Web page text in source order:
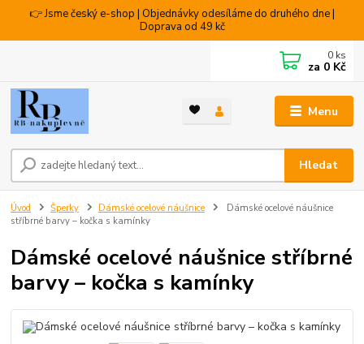
👉 Jsme český e-shop | Objednávky odesíláme do druhého dne |
Doprava od 49 kč
Menu
Hledat
0 ks
za 0 Kč
Úvod Šperky Dámské ocelové náušnice
Dámské ocelové náušnice
stříbrné barvy – kočka s kamínky
Dámské ocelové náušnice stříbrné
barvy – kočka s kamínky